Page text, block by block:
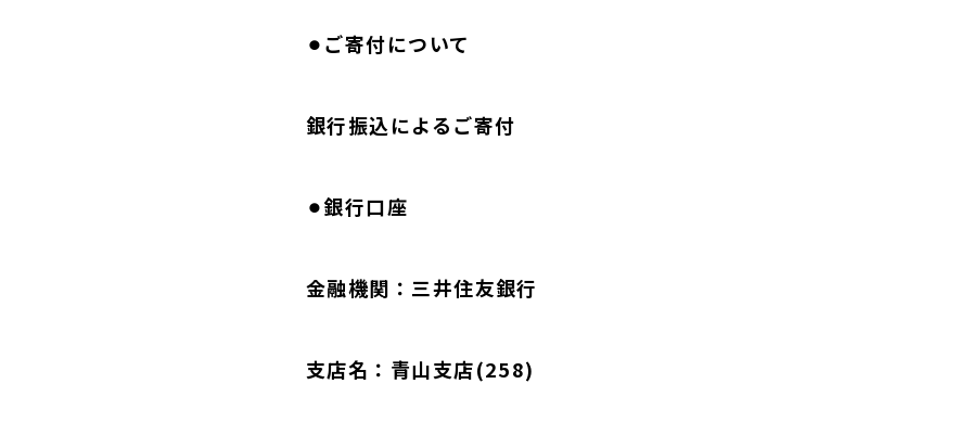
⚫︎ご寄付について
銀行振込によるご寄付
⚫︎銀行口座
金融機関：三井住友銀行
支店名：青山支店(258)